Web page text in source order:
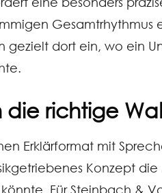
dort ein, wo ein
richtige
Erklärformat mit
Konzept
Für Steinbach &